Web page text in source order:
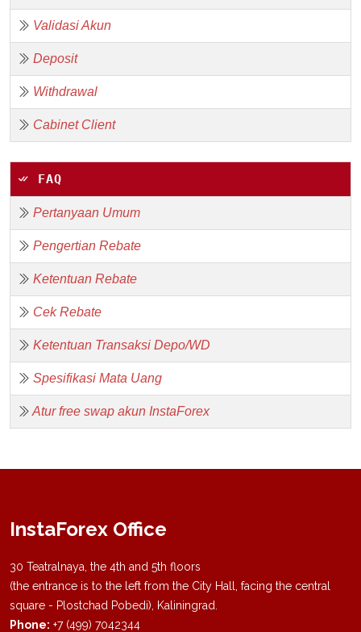
Validasi Akun
Deposit
Withdrawal
Cabinet Client
FAQ
Pertanyaan Umum
Pengertian Rebate
Ketentuan Rebate
Cek Rebate
Ketentuan Transaksi Depo/WD
Spesifikasi Mata Uang
Atur free swap akun InstaForex
InstaForex Office
30 Teatralnaya, the 4th and 5th floors
(the entrance is to the left from the City Hall, facing the central
square - Plostchad Pobedi), Kaliningrad.
Phone: +7 (499) 7042344